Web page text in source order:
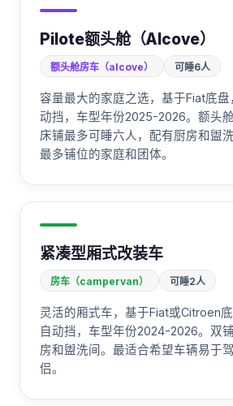
Pilote额头舱（Alcove）
额头舱房车（alcove） 可睡6人
容量最大的家庭之选，基于Fiat底盘
动挡，车型年份2025-2026。额头
床铺最多可睡六人，配有厨房和盥
最多铺位的家庭和团体。
紧凑型厢式改装车
房车（campervan） 可睡2人
灵活的厢式车，基于Fiat或Citroen
自动挡，车型年份2024-2026。双
房和盥洗间。最适合希望车辆易于
侣。